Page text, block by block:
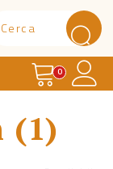
Shop
Carrello
0
(1)